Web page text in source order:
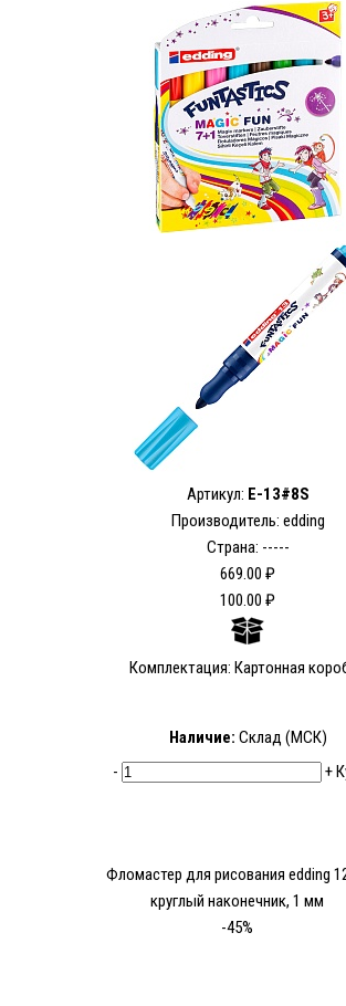
Артикул: E-13#8S
Производитель: edding
Страна: -----
669.00 ₽
100.00 ₽
Комплектация: Картонная
Наличие: Склад (МСК)
-
+
Фломастер для рисования edding
круглый наконечник, 1 мм
-45%